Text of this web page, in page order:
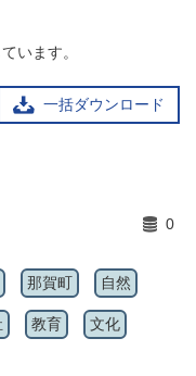
います。
一括ダウンロード
0
那賀町 自然
教育 文化